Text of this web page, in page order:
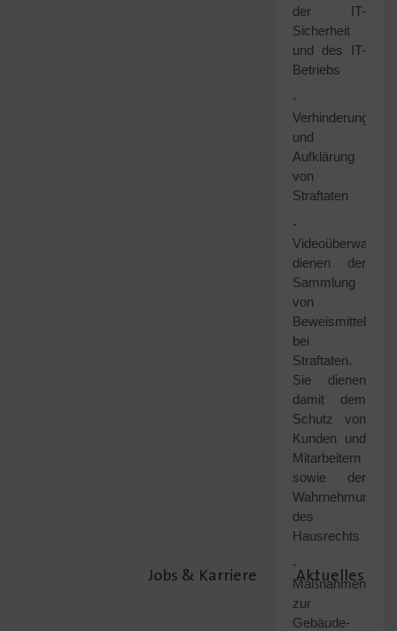
Jobs & Karriere Aktuelles
der IT-
Sicherheit
und des IT-
Betriebs
-
Verhinderung
und
Aufklärung
von
Straftaten
-
dienen der
Sammlung
von
Beweismitteln
bei
Straftaten.
Sie dienen
damit dem
Schutz von
Kunden und
Mitarbeitern
sowie der
Wahrnehmung
des
Hausrechts
-
Maßnahmen
zur
Gebäude-